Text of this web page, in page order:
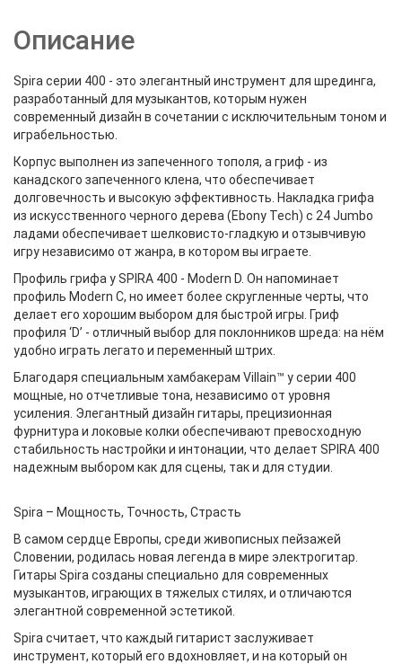
Описание
Spira серии 400 - это элегантный инструмент для шрединга,
разработанный для музыкантов, которым нужен
современный дизайн в сочетании с исключительным тоном и
играбельностью.
Корпус выполнен из запеченного тополя, а гриф - из
канадского запеченного клена, что обеспечивает
долговечность и высокую эффективность. Накладка грифа
из искусственного черного дерева (Ebony Tech) с 24 Jumbo
ладами обеспечивает шелковисто-гладкую и отзывчивую
игру независимо от жанра, в котором вы играете.
Профиль грифа у SPIRA 400 - Modern D. Он напоминает
профиль Modern C, но имеет более скругленные черты, что
делает его хорошим выбором для быстрой игры. Гриф
профиля ‘D’ - отличный выбор для поклонников шреда: на нём
удобно играть легато и переменный штрих.
Благодаря специальным хамбакерам Villain™ у серии 400
мощные, но отчетливые тона, независимо от уровня
усиления. Элегантный дизайн гитары, прецизионная
фурнитура и локовые колки обеспечивают превосходную
стабильность настройки и интонации, что делает SPIRA 400
надежным выбором как для сцены, так и для студии.
Spira – Мощность, Точность, Страсть
В самом сердце Европы, среди живописных пейзажей
Словении, родилась новая легенда в мире электрогитар.
Гитары Spira созданы специально для современных
музыкантов, играющих в тяжелых стилях, и отличаются
элегантной современной эстетикой.
Spira считает, что каждый гитарист заслуживает
инструмент, который его вдохновляет, и на который он